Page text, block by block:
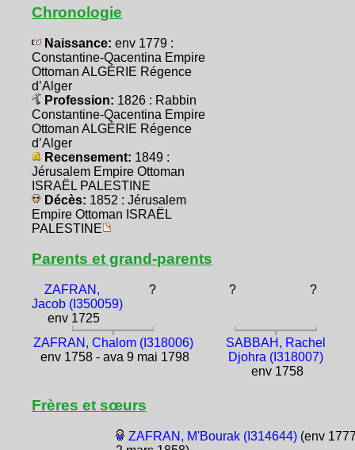
Chronologie
Naissance: env 1779 :
Constantine-Qacentina Empire
Ottoman ALGÉRIE Régence
d’Alger
Profession: 1826 : Rabbin
Constantine-Qacentina Empire
Ottoman ALGÉRIE Régence
d’Alger
Recensement: 1849 :
Jérusalem Empire Ottoman
ISRAËL PALESTINE
Décès: 1852 : Jérusalem
Empire Ottoman ISRAËL
PALESTINE
Parents et grand-parents
ZAFRAN,
Jacob (I350059)
env 1725
? ? ?
ZAFRAN, Chalom (I318006)
env 1758 - ava 9 mai 1798
SABBAH, Rachel
Djohra (I318007)
env 1758
Frères et sœurs
ZAFRAN, M'Bourak (I314644)(env